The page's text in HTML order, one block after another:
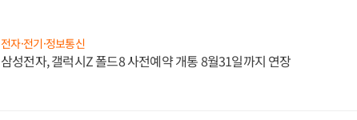
전자·전기·정보통신
삼성전자, 갤럭시Z 폴드8 사전예약 개통 8월31일까지 연장